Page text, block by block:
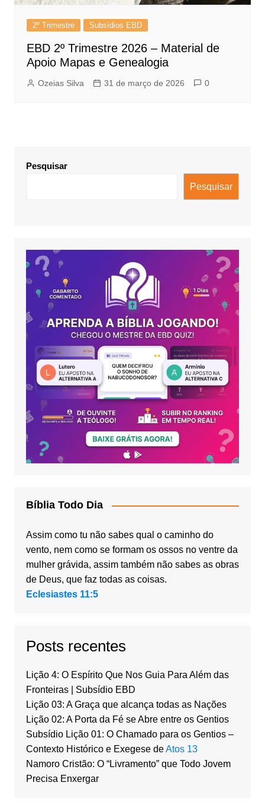
2º Trimestre Subsídios EBD
EBD 2º Trimestre 2026 – Material de
Apoio Mapas e Genealogia
Ozeias Silva 31 de março de 2026 0
Pesquisar
Pesquisar
Bíblia Todo Dia
Assim como tu não sabes qual o caminho do
vento, nem como se formam os ossos no ventre da
mulher grávida, assim também não sabes as obras
de Deus, que faz todas as coisas.
Eclesiastes 11:5
Posts recentes
Lição 4: O Espírito Que Nos Guia Para Além das
Fronteiras | Subsídio EBD
Lição 03: A Graça que alcança todas as Nações
Lição 02: A Porta da Fé se Abre entre os Gentios
Subsídio Lição 01: O Chamado para os Gentios –
Contexto Histórico e Exegese deAtos 13
Namoro Cristão: O “Livramento” que Todo Jovem
Precisa Enxergar